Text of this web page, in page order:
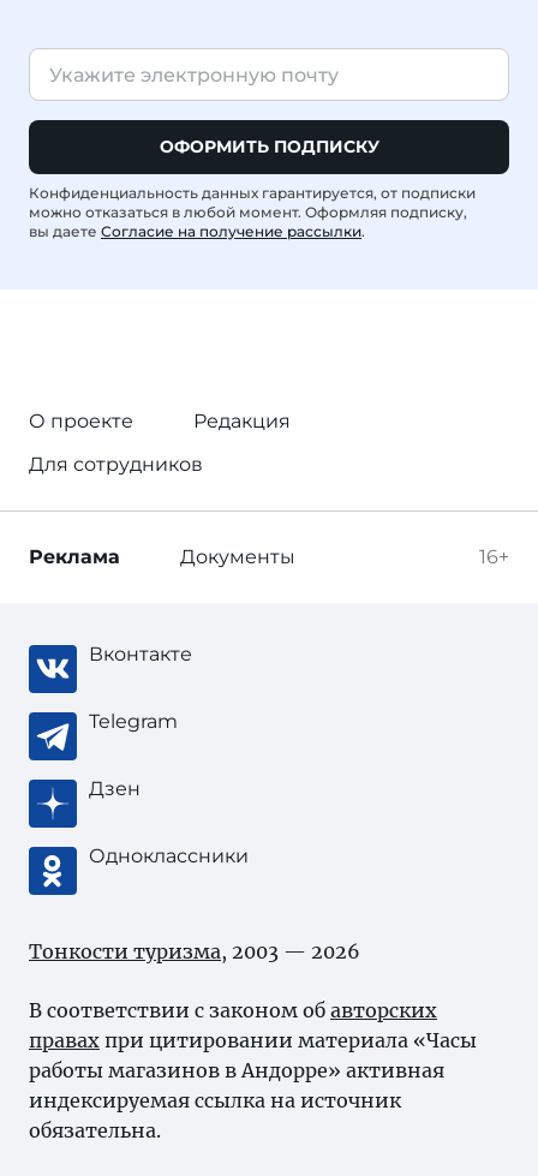
ОФОРМИТЬ ПОДПИСКУ
Конфиденциальность данных гарантируется, от подписки
можно отказаться в любой момент. Оформляя подписку,
вы даете Согласие на получение рассылки.
О проекте
Редакция
Для сотрудников
16+
Реклама Документы
Вконтакте
Telegram
Дзен
Одноклассники
Тонкости туризма, 2003 — 2026
В соответствии с законом об авторских
правах при цитировании материала «Часы
работы магазинов в Андорре» активная
индексируемая ссылка на источник
обязательна.